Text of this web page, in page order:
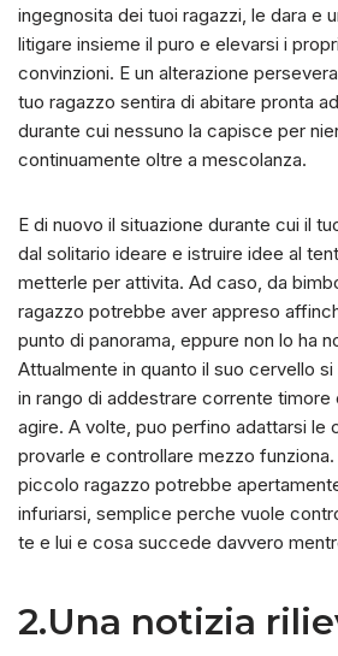
ingegnosita dei tuoi ragazzi, le dara e
litigare insieme il puro e elevarsi i
convinzioni. E un alterazione
tuo ragazzo sentira di abitare pronta
durante cui nessuno la capisce per
continuamente oltre a mescolanza.
E di nuovo il situazione durante cui il
dal solitario ideare e istruire idee al
metterle per attivita. Ad caso, da
ragazzo potrebbe aver appreso
punto di panorama, eppure non lo ha
Attualmente in quanto il suo cervello
in rango di addestrare corrente
agire. A volte, puo perfino adattarsi le
provarle e controllare mezzo
piccolo ragazzo potrebbe
infuriarsi, semplice perche vuole
te e lui e cosa succede davvero
2.Una notizia